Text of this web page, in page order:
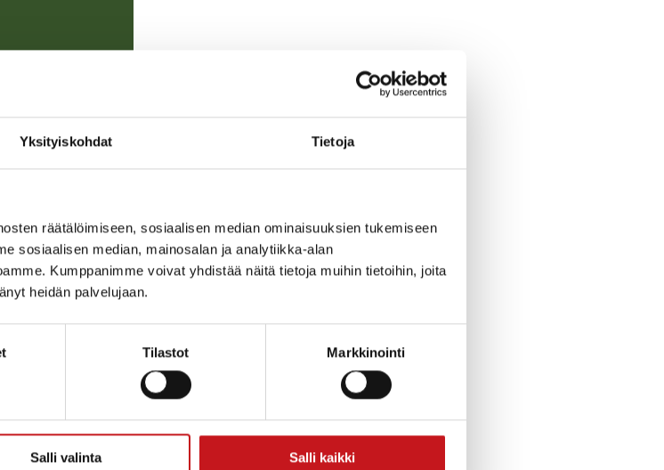
Yksityiskohdat Tietoja
räätälöimiseen, sosiaalisen median ominaisuuksien tukemiseen
sosiaalisen median, mainosalan ja analytiikka-alan
Kumppanimme voivat yhdistää näitä tietoja muihin tietoihin, joita
heidän palvelujaan.
Tilastot Markkinointi
Salli valinta Salli kaikki
Tapahtuma on työväentalolla ja liput 20e